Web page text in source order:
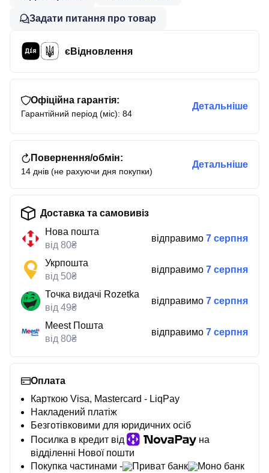
Задати питання про товар
єВідновлення
Офіційна гарантія:
Гарантійний період (міс): 84
Детальніше
Повернення/обмін:
14 днів (не рахуючи дня покупки)
Детальніше
Доставка та самовивіз
Нова пошта
від 80₴
відправимо 7 серпня
Укрпошта
від 50₴
відправимо 7 серпня
Точка видачі Rozetka
від 49₴
відправимо 7 серпня
Meest Пошта
від 80₴
відправимо 7 серпня
Оплата
Карткою Visa, Mastercard - LiqPay
Накладений платіж
Безготівковими для юридичних осіб
Посилка в кредит від
на
відділенні Нової пошти
Покупка частинами -
Приват банк
Моно банк